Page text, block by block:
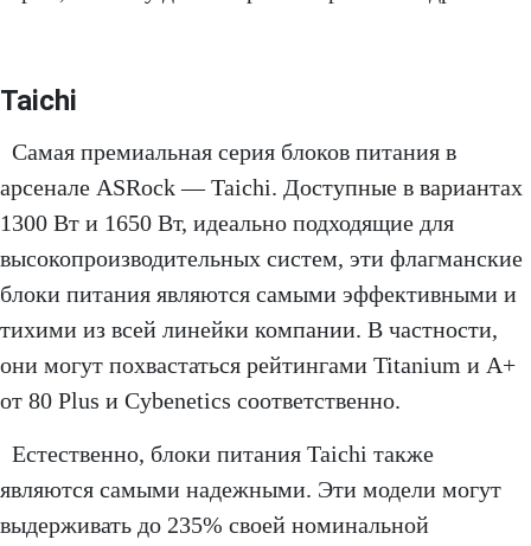
Taichi
Самая премиальная серия блоков питания в
арсенале ASRock — Taichi. Доступные в вариантах
1300 Вт и 1650 Вт, идеально подходящие для
высокопроизводительных систем, эти флагманские
блоки питания являются самыми эффективными и
тихими из всей линейки компании. В частности,
они могут похвастаться рейтингами Titanium и A+
от 80 Plus и Cybenetics соответственно.
Естественно, блоки питания Taichi также
являются самыми надежными. Эти модели могут
выдерживать до 235% своей номинальной